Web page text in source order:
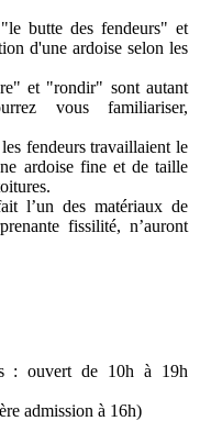
butte des fendeurs" et
d'une ardoise selon les
et "rondir" sont autant
vous familiariser,
fendeurs travaillaient le
ardoise fine et de taille
l’un des matériaux de
fissilité, n’auront
: ouvert de 10h à 19h
admission à 16h)